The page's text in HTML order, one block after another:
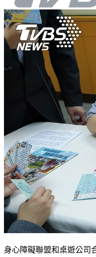
身心障礙聯盟和桌遊公司